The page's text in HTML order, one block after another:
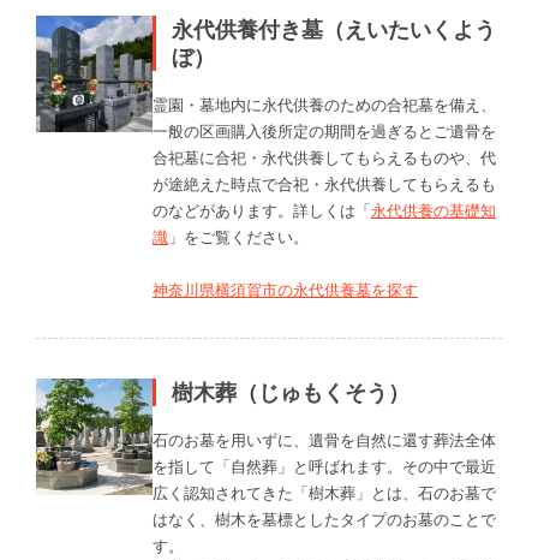
永代供養付き墓（えいたいくよう
ぼ）
霊園・墓地内に永代供養のための合祀墓を備え、
一般の区画購入後所定の期間を過ぎるとご遺骨を
合祀墓に合祀・永代供養してもらえるものや、代
が途絶えた時点で合祀・永代供養してもらえるも
のなどがあります。詳しくは「永代供養の基礎知
識 」をご覧ください。
神奈川県横須賀市の永代供養墓を探す
樹木葬（じゅもくそう）
石のお墓を用いずに、遺骨を自然に還す葬法全体
を指して「自然葬」と呼ばれます。その中で最近
広く認知されてきた「樹木葬」とは、石のお墓で
はなく、樹木を墓標としたタイプのお墓のことで
す。